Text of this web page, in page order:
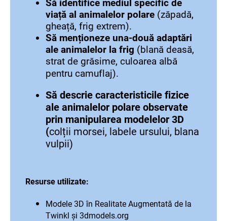
Să identifice mediul specific de
viață al animalelor polare (zăpadă,
gheață, frig extrem).
Să menționeze una-două adaptări
ale animalelor la frig (blană deasă,
strat de grăsime, culoarea albă
pentru camuflaj).
Să descrie caracteristicile fizice
ale animalelor polare observate
prin manipularea modelelor 3D
(colții morsei, labele ursului, blana
vulpii)
Resurse utilizate:
Modele 3D în Realitate Augmentată de la
Twinkl și 3dmodels.org